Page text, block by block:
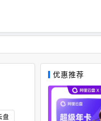
盘
优惠推荐